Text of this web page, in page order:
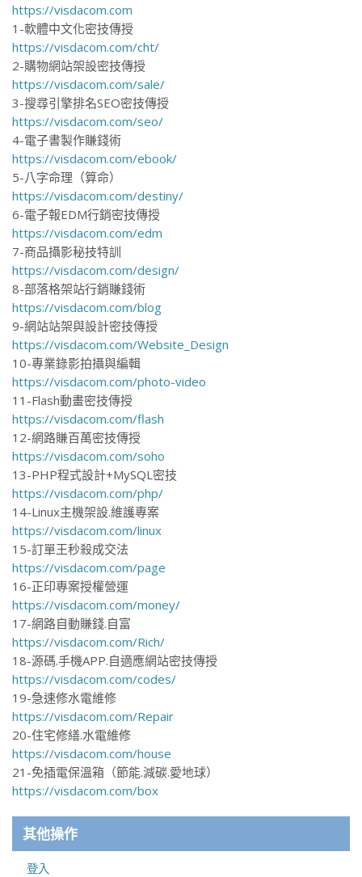
https://visdacom.com
1-軟體中文化密技傳授
https://visdacom.com/cht/
2-購物網站架設密技傳授
https://visdacom.com/sale/
3-搜尋引擎排名SEO密技傳授
https://visdacom.com/seo/
4-電子書製作賺錢術
https://visdacom.com/ebook/
5-八字命理（算命）
https://visdacom.com/destiny/
6-電子報EDM行銷密技傳授
https://visdacom.com/edm
7-商品攝影秘技特訓
https://visdacom.com/design/
8-部落格架站行銷賺錢術
https://visdacom.com/blog
9-網站站架與設計密技傳授
https://visdacom.com/Website_Design
10-專業錄影拍攝與編輯
https://visdacom.com/photo-video
11-Flash動畫密技傳授
https://visdacom.com/flash
12-網路賺百萬密技傳授
https://visdacom.com/soho
13-PHP程式設計+MySQL密技
https://visdacom.com/php/
14-Linux主機架設.維護專案
https://visdacom.com/linux
15-訂單王秒殺成交法
https://visdacom.com/page
16-正印專案授權營運
https://visdacom.com/money/
17-網路自動賺錢.自富
https://visdacom.com/Rich/
18-源碼.手機APP.自適應網站密技傳授
https://visdacom.com/codes/
19-急速修水電維修
https://visdacom.com/Repair
20-住宅修繕.水電維修
https://visdacom.com/house
21-免插電保溫箱（節能.減碳.愛地球）
https://visdacom.com/box
其他操作
登入